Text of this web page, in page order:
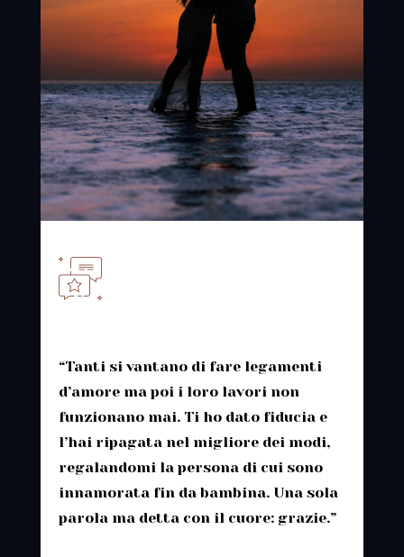
“Tanti si vantano di fare legamenti
d’amore ma poi i loro lavori non
funzionano mai. Ti ho dato fiducia e
l’hai ripagata nel migliore dei modi,
regalandomi la persona di cui sono
innamorata fin da bambina. Una sola
parola ma detta con il cuore: grazie.”